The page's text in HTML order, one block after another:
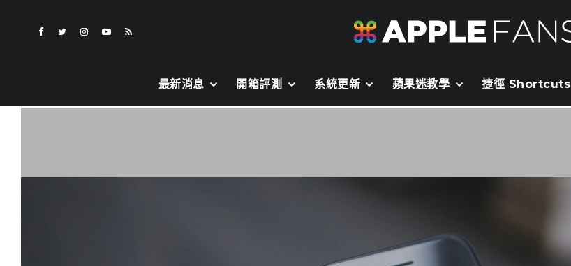
最新消息 開箱評測 系統更新 蘋果迷教學 捷徑 Shortcuts